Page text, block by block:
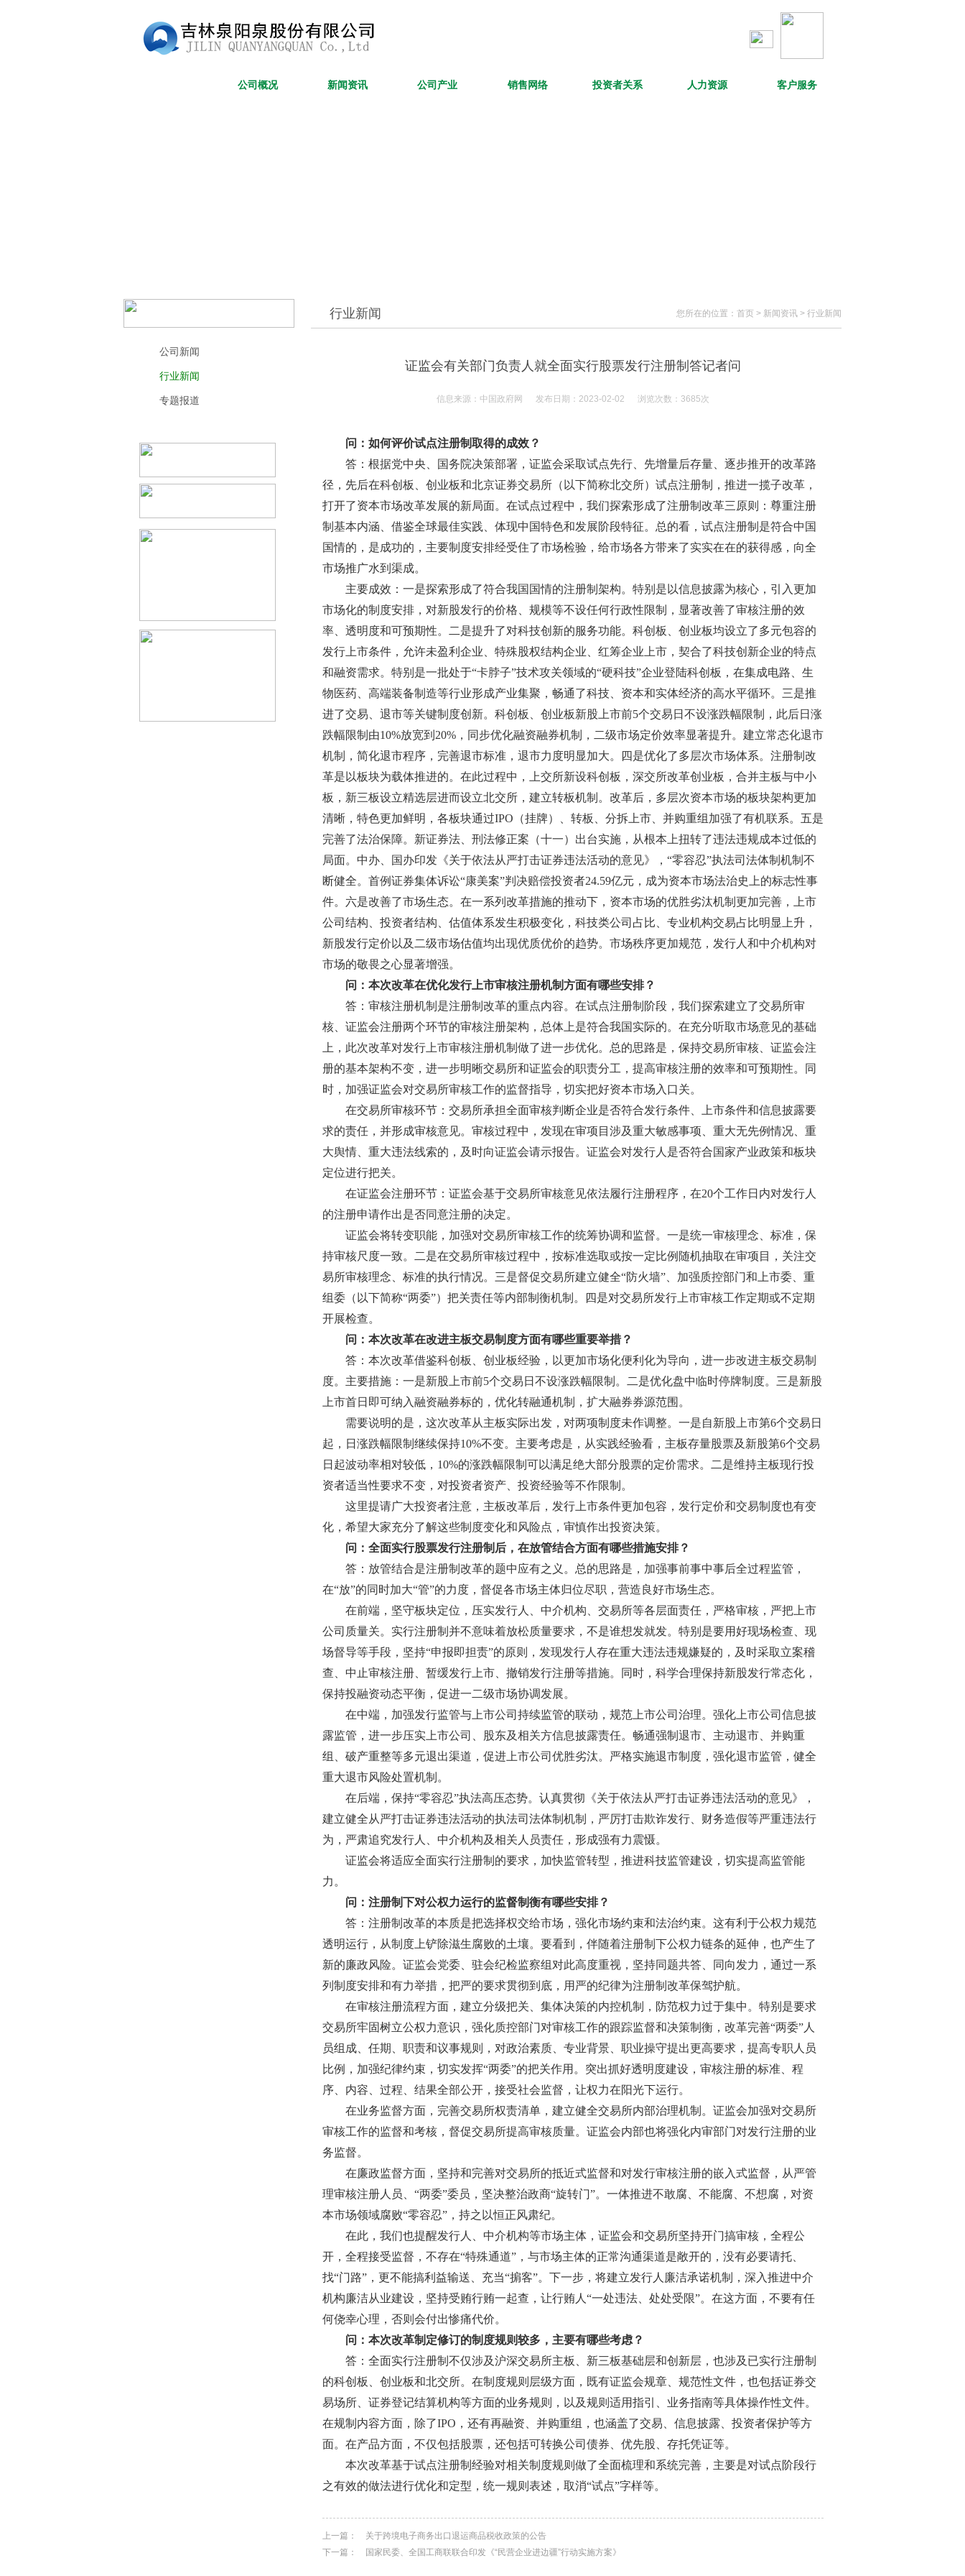
公司概况 新闻资讯 公司产业 销售网络 投资者关系 人力资源 客户服务
公司新闻
行业新闻
专题报道
行业新闻 您所在的位置： 首页 > 新闻资讯 > 行业新闻
证监会有关部门负责人就全面实行股票发行注册制答记者问
信息来源：中国政府网 发布日期：2023-02-02 浏览次数：3685次
问：如何评价试点注册制取得的成效？
答：根据党中央、国务院决策部署，证监会采取试点先行、先增量后存量、逐步推开的改革路
径，先后在科创板、创业板和北京证券交易所（以下简称北交所）试点注册制，推进一揽子改革，
打开了资本市场改革发展的新局面。在试点过程中，我们探索形成了注册制改革三原则：尊重注册
制基本内涵、借鉴全球最佳实践、体现中国特色和发展阶段特征。总的看，试点注册制是符合中国
国情的，是成功的，主要制度安排经受住了市场检验，给市场各方带来了实实在在的获得感，向全
市场推广水到渠成。
主要成效：一是探索形成了符合我国国情的注册制架构。特别是以信息披露为核心，引入更加
市场化的制度安排，对新股发行的价格、规模等不设任何行政性限制，显著改善了审核注册的效
率、透明度和可预期性。二是提升了对科技创新的服务功能。科创板、创业板均设立了多元包容的
发行上市条件，允许未盈利企业、特殊股权结构企业、红筹企业上市，契合了科技创新企业的特点
和融资需求。特别是一批处于“卡脖子”技术攻关领域的“硬科技”企业登陆科创板，在集成电路、生
物医药、高端装备制造等行业形成产业集聚，畅通了科技、资本和实体经济的高水平循环。三是推
进了交易、退市等关键制度创新。科创板、创业板新股上市前5个交易日不设涨跌幅限制，此后日涨
跌幅限制由10%放宽到20%，同步优化融资融券机制，二级市场定价效率显著提升。建立常态化退市
机制，简化退市程序，完善退市标准，退市力度明显加大。四是优化了多层次市场体系。注册制改
革是以板块为载体推进的。在此过程中，上交所新设科创板，深交所改革创业板，合并主板与中小
板，新三板设立精选层进而设立北交所，建立转板机制。改革后，多层次资本市场的板块架构更加
清晰，特色更加鲜明，各板块通过IPO（挂牌）、转板、分拆上市、并购重组加强了有机联系。五是
完善了法治保障。新证券法、刑法修正案（十一）出台实施，从根本上扭转了违法违规成本过低的
局面。中办、国办印发《关于依法从严打击证券违法活动的意见》，“零容忍”执法司法体制机制不
断健全。首例证券集体诉讼“康美案”判决赔偿投资者24.59亿元，成为资本市场法治史上的标志性事
件。六是改善了市场生态。在一系列改革措施的推动下，资本市场的优胜劣汰机制更加完善，上市
公司结构、投资者结构、估值体系发生积极变化，科技类公司占比、专业机构交易占比明显上升，
新股发行定价以及二级市场估值均出现优质优价的趋势。市场秩序更加规范，发行人和中介机构对
市场的敬畏之心显著增强。
问：本次改革在优化发行上市审核注册机制方面有哪些安排？
答：审核注册机制是注册制改革的重点内容。在试点注册制阶段，我们探索建立了交易所审
核、证监会注册两个环节的审核注册架构，总体上是符合我国实际的。在充分听取市场意见的基础
上，此次改革对发行上市审核注册机制做了进一步优化。总的思路是，保持交易所审核、证监会注
册的基本架构不变，进一步明晰交易所和证监会的职责分工，提高审核注册的效率和可预期性。同
时，加强证监会对交易所审核工作的监督指导，切实把好资本市场入口关。
在交易所审核环节：交易所承担全面审核判断企业是否符合发行条件、上市条件和信息披露要
求的责任，并形成审核意见。审核过程中，发现在审项目涉及重大敏感事项、重大无先例情况、重
大舆情、重大违法线索的，及时向证监会请示报告。证监会对发行人是否符合国家产业政策和板块
定位进行把关。
在证监会注册环节：证监会基于交易所审核意见依法履行注册程序，在20个工作日内对发行人
的注册申请作出是否同意注册的决定。
证监会将转变职能，加强对交易所审核工作的统筹协调和监督。一是统一审核理念、标准，保
持审核尺度一致。二是在交易所审核过程中，按标准选取或按一定比例随机抽取在审项目，关注交
易所审核理念、标准的执行情况。三是督促交易所建立健全“防火墙”、加强质控部门和上市委、重
组委（以下简称“两委”）把关责任等内部制衡机制。四是对交易所发行上市审核工作定期或不定期
开展检查。
问：本次改革在改进主板交易制度方面有哪些重要举措？
答：本次改革借鉴科创板、创业板经验，以更加市场化便利化为导向，进一步改进主板交易制
度。主要措施：一是新股上市前5个交易日不设涨跌幅限制。二是优化盘中临时停牌制度。三是新股
上市首日即可纳入融资融券标的，优化转融通机制，扩大融券券源范围。
需要说明的是，这次改革从主板实际出发，对两项制度未作调整。一是自新股上市第6个交易日
起，日涨跌幅限制继续保持10%不变。主要考虑是，从实践经验看，主板存量股票及新股第6个交易
日起波动率相对较低，10%的涨跌幅限制可以满足绝大部分股票的定价需求。二是维持主板现行投
资者适当性要求不变，对投资者资产、投资经验等不作限制。
这里提请广大投资者注意，主板改革后，发行上市条件更加包容，发行定价和交易制度也有变
化，希望大家充分了解这些制度变化和风险点，审慎作出投资决策。
问：全面实行股票发行注册制后，在放管结合方面有哪些措施安排？
答：放管结合是注册制改革的题中应有之义。总的思路是，加强事前事中事后全过程监管，
在“放”的同时加大“管”的力度，督促各市场主体归位尽职，营造良好市场生态。
在前端，坚守板块定位，压实发行人、中介机构、交易所等各层面责任，严格审核，严把上市
公司质量关。实行注册制并不意味着放松质量要求，不是谁想发就发。特别是要用好现场检查、现
场督导等手段，坚持“申报即担责”的原则，发现发行人存在重大违法违规嫌疑的，及时采取立案稽
查、中止审核注册、暂缓发行上市、撤销发行注册等措施。同时，科学合理保持新股发行常态化，
保持投融资动态平衡，促进一二级市场协调发展。
在中端，加强发行监管与上市公司持续监管的联动，规范上市公司治理。强化上市公司信息披
露监管，进一步压实上市公司、股东及相关方信息披露责任。畅通强制退市、主动退市、并购重
组、破产重整等多元退出渠道，促进上市公司优胜劣汰。严格实施退市制度，强化退市监管，健全
重大退市风险处置机制。
在后端，保持“零容忍”执法高压态势。认真贯彻《关于依法从严打击证券违法活动的意见》，
建立健全从严打击证券违法活动的执法司法体制机制，严厉打击欺诈发行、财务造假等严重违法行
为，严肃追究发行人、中介机构及相关人员责任，形成强有力震慑。
证监会将适应全面实行注册制的要求，加快监管转型，推进科技监管建设，切实提高监管能
力。
问：注册制下对公权力运行的监督制衡有哪些安排？
答：注册制改革的本质是把选择权交给市场，强化市场约束和法治约束。这有利于公权力规范
透明运行，从制度上铲除滋生腐败的土壤。要看到，伴随着注册制下公权力链条的延伸，也产生了
新的廉政风险。证监会党委、驻会纪检监察组对此高度重视，坚持同题共答、同向发力，通过一系
列制度安排和有力举措，把严的要求贯彻到底，用严的纪律为注册制改革保驾护航。
在审核注册流程方面，建立分级把关、集体决策的内控机制，防范权力过于集中。特别是要求
交易所牢固树立公权力意识，强化质控部门对审核工作的跟踪监督和决策制衡，改革完善“两委”人
员组成、任期、职责和议事规则，对政治素质、专业背景、职业操守提出更高要求，提高专职人员
比例，加强纪律约束，切实发挥“两委”的把关作用。突出抓好透明度建设，审核注册的标准、程
序、内容、过程、结果全部公开，接受社会监督，让权力在阳光下运行。
在业务监督方面，完善交易所权责清单，建立健全交易所内部治理机制。证监会加强对交易所
审核工作的监督和考核，督促交易所提高审核质量。证监会内部也将强化内审部门对发行注册的业
务监督。
在廉政监督方面，坚持和完善对交易所的抵近式监督和对发行审核注册的嵌入式监督，从严管
理审核注册人员、“两委”委员，坚决整治政商“旋转门”。一体推进不敢腐、不能腐、不想腐，对资
本市场领域腐败“零容忍”，持之以恒正风肃纪。
在此，我们也提醒发行人、中介机构等市场主体，证监会和交易所坚持开门搞审核，全程公
开，全程接受监督，不存在“特殊通道”，与市场主体的正常沟通渠道是敞开的，没有必要请托、
找“门路”，更不能搞利益输送、充当“掮客”。下一步，将建立发行人廉洁承诺机制，深入推进中介
机构廉洁从业建设，坚持受贿行贿一起查，让行贿人“一处违法、处处受限”。在这方面，不要有任
何侥幸心理，否则会付出惨痛代价。
问：本次改革制定修订的制度规则较多，主要有哪些考虑？
答：全面实行注册制不仅涉及沪深交易所主板、新三板基础层和创新层，也涉及已实行注册制
的科创板、创业板和北交所。在制度规则层级方面，既有证监会规章、规范性文件，也包括证券交
易场所、证券登记结算机构等方面的业务规则，以及规则适用指引、业务指南等具体操作性文件。
在规制内容方面，除了IPO，还有再融资、并购重组，也涵盖了交易、信息披露、投资者保护等方
面。在产品方面，不仅包括股票，还包括可转换公司债券、优先股、存托凭证等。
本次改革基于试点注册制经验对相关制度规则做了全面梳理和系统完善，主要是对试点阶段行
之有效的做法进行优化和定型，统一规则表述，取消“试点”字样等。
上一篇：
关于跨境电子商务出口退运商品税收政策的公告
下一篇：
国家民委、全国工商联联合印发《“民营企业进边疆”行动实施方案》